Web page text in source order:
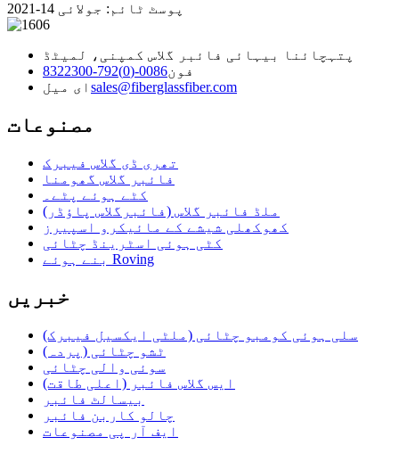
پوسٹ ٹائم: جولائی 14-2021
پتہ چائنا بیہائی فائبر گلاس کمپنی، لمیٹڈ
فون0086-(0)792-8322300
ای میل sales@fiberglassfiber.com
مصنوعات
تھری ڈی گلاس فیبرک
فائبر گلاس گھومنا
کٹے ہوئے پٹے۔
ملڈ فائبر گلاس (فائبرگلاس پاؤڈر)
کھوکھلی شیشے کے مائیکرو اسپیرز
کٹی ہوئی اسٹرینڈ چٹائی
بنے ہوئے Roving
خبریں
سلی ہوئی کومبو چٹائی (ملٹی ایکسیل فیبرک)
ٹشو چٹائی (پردہ)
سوئی والی چٹائی
ایس گلاس فائبر (اعلی طاقت)
بیسالٹ فائبر
چالو کاربن فائبر
ایف آر پی مصنوعات